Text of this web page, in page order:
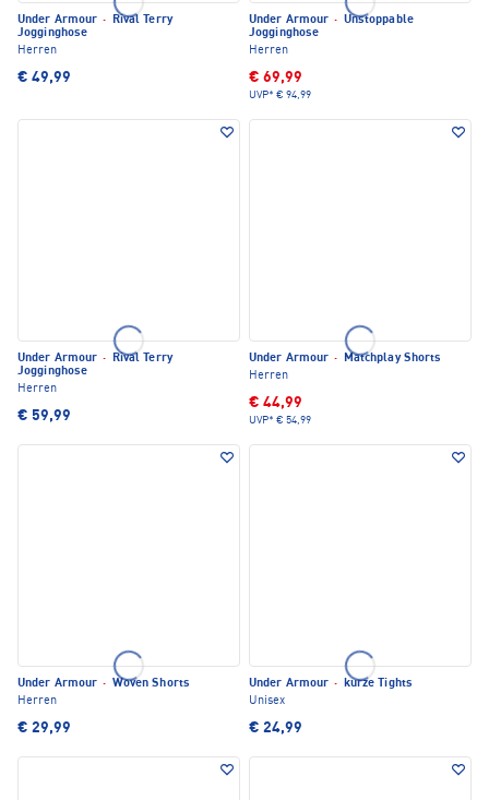
Under Armour ·
Rival Terry
Jogginghose
Herren
€ 49,99
Under Armour · Unstoppable
Jogginghose
Herren
€ 69,99
UVP* € 94,99
Under Armour ·
Rival Terry
Jogginghose
Herren
€ 59,99
Under Armour ·
Matchplay Shorts
Herren
€ 44,99
UVP* € 54,99
Under Armour · Woven Shorts
Herren
€ 29,99
Under Armour · kurze Tights
Unisex
€ 24,99